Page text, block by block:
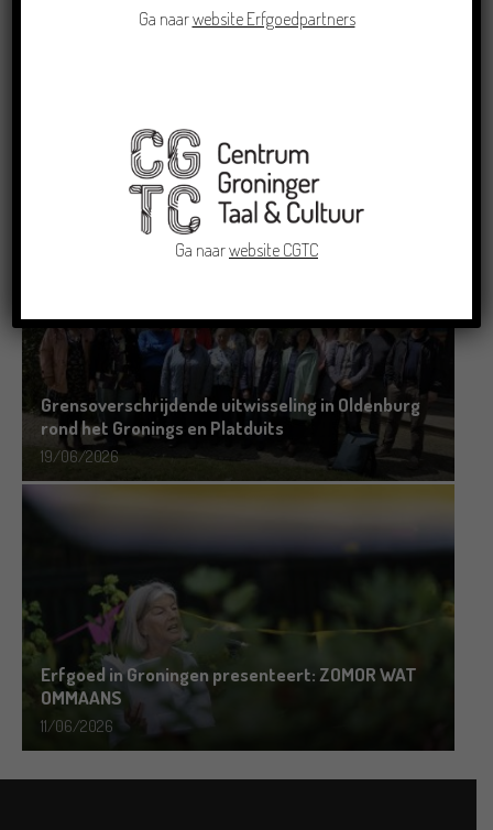
Crowdfunding voor bijzonder kinderboek met
Groningse liedjes en verhalen
Grensoverschrijdende uitwisseling in Oldenburg
rond het Gronings en Platduits
19/06/2026
Erfgoed in Groningen presenteert: ZOMOR WAT
OMMAANS
11/06/2026
Ga naarwebsite Erfgoedpartners
Ga naarwebsite CGTC